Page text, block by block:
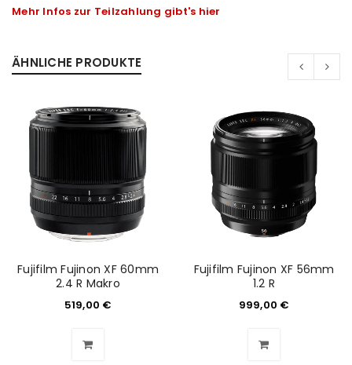
ANMELDEN
Benutzername oder E-Mail-Adresse
Mehr Infos zur Teilzahlung gibt's hier
ÄHNLICHE PRODUKTE
Fujifilm Fujinon XF 60mm
2.4 R Makro
519,00 €
Fujifilm Fujinon XF 56mm
1.2 R
999,00 €